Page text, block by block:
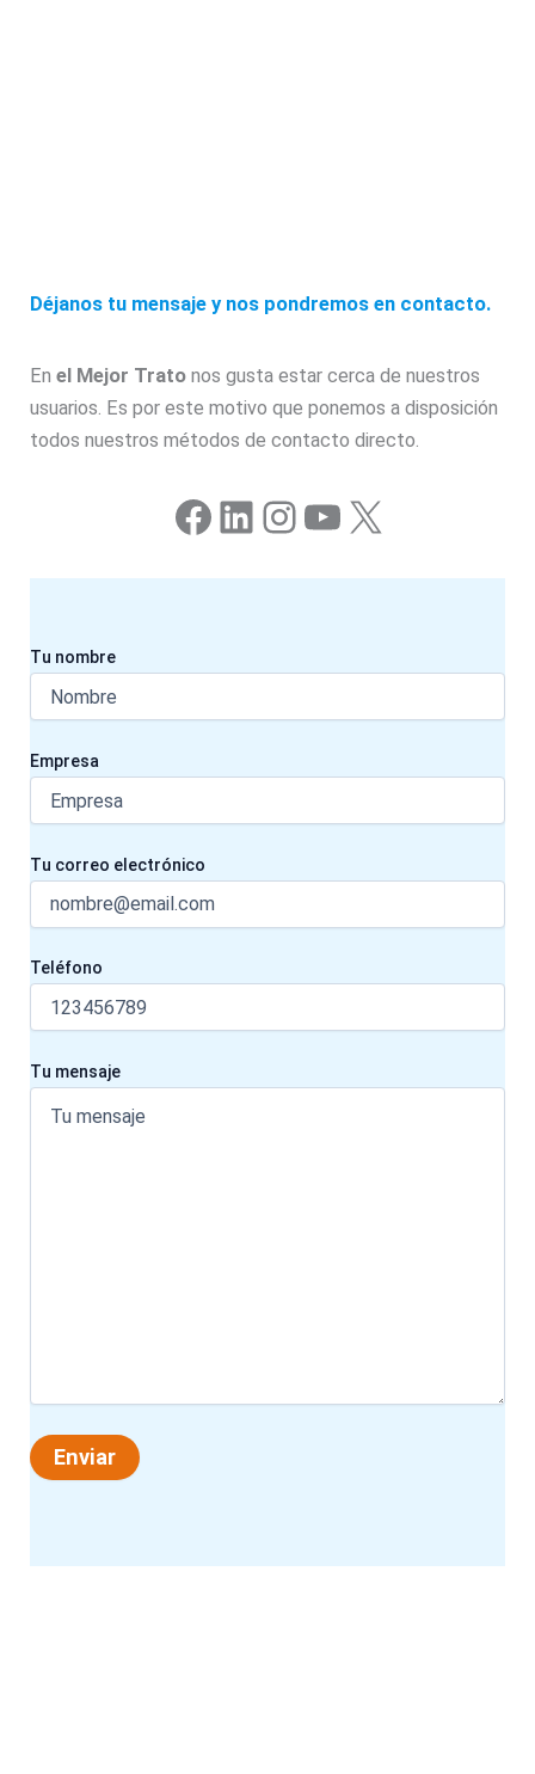
Déjanos tu mensaje y nos pondremos en contacto.
En el Mejor Tratonos gusta estar cerca de nuestros
usuarios. Es por este motivo que ponemos a disposición
todos nuestros métodos de contacto directo.
Facebook LinkedIn Instagram YouTube X
Tu nombre
Empresa
Tu correo electrónico
Teléfono
Tu mensaje